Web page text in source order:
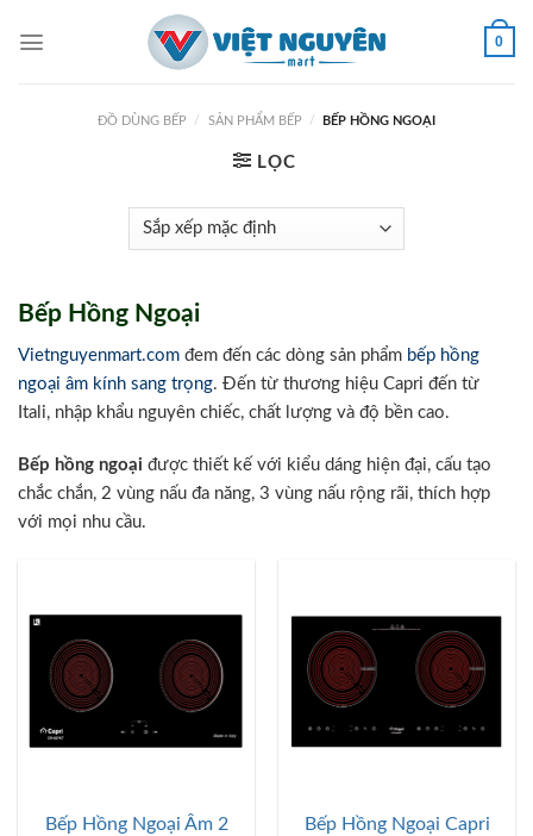
0
ĐỒ DÙNG BẾP / SẢN PHẨM BẾP / BẾP HỒNG NGOẠI
LỌC
Bếp Hồng Ngoại
Vietnguyenmart.com đem đến các dòng sản phẩm bếp hồng
ngoại âm kính sang trọng. Đến từ thương hiệu Capri đến từ
Itali, nhập khẩu nguyên chiếc, chất lượng và độ bền cao.
Bếp hồng ngoại được thiết kế với kiểu dáng hiện đại, cấu tạo
chắc chắn, 2 vùng nấu đa năng, 3 vùng nấu rộng rãi, thích hợp
với mọi nhu cầu.
Bếp Hồng Ngoại Âm 2
Bếp Hồng Ngoại Capri